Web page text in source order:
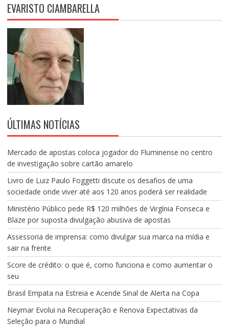
EVARISTO CIAMBARELLA
ÚLTIMAS NOTÍCIAS
Mercado de apostas coloca jogador do Fluminense no centro
de investigação sobre cartão amarelo
Livro de Luiz Paulo Foggetti discute os desafios de uma
sociedade onde viver até aos 120 anos poderá ser realidade
Ministério Público pede R$ 120 milhões de Virgínia Fonseca e
Blaze por suposta divulgação abusiva de apostas
Assessoria de imprensa: como divulgar sua marca na mídia e
sair na frente
Score de crédito: o que é, como funciona e como aumentar o
seu
Brasil Empata na Estreia e Acende Sinal de Alerta na Copa
Neymar Evolui na Recuperação e Renova Expectativas da
Seleção para o Mundial